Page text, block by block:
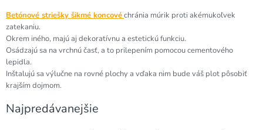
Betónové striešky šikmé koncovéchránia múrik proti akémukoľvek
zatekaniu.
Okrem iného, majú aj dekoratívnu a estetickú funkciu.
Osádzajú sa na vrchnú časť, a to prilepením pomocou cementového
lepidla.
Inštalujú sa výlučne na rovné plochy a vďaka nim bude váš plot pôsobiť
krajším dojmom.
Najpredávanejšie